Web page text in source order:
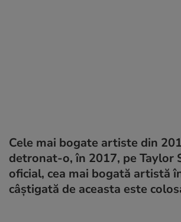
Cele mai bogate artiste din
detronat-o, în 2017, pe Taylor
oficial, cea mai bogată artistă
câștigată de aceasta este